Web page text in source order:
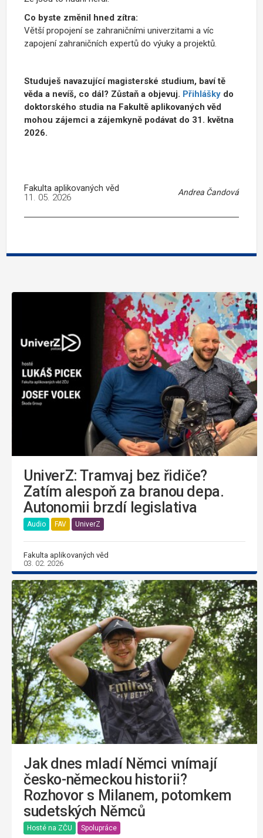
Co byste změnil hned zítra:
Větší propojení se zahraničními univerzitami a víc
zapojení zahraničních expertů do výuky a projektů.
Studuješ navazující magisterské studium, baví tě
věda a nevíš, co dál? Zůstaň a objevuj. Přihlášky do
doktorského studia na Fakultě aplikovaných věd
mohou zájemci a zájemkyně podávat do 31. května
2026.
Fakulta aplikovaných věd Andrea Čandová
11. 05. 2026
UniverZ: Tramvaj bez řidiče?
Zatím alespoň za branou depa.
Autonomii brzdí legislativa
Audio FAV UniverZ
Fakulta aplikovaných věd
03. 02. 2026
Jak dnes mladí Němci vnímají
česko-německou historii?
Rozhovor s Milanem, potomkem
sudetských Němců
Hosté na ZČU Spolupráce